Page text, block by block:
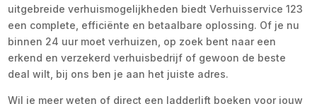
uitgebreide verhuismogelijkheden biedt Verhuisservice 123
een complete, efficiënte en betaalbare oplossing. Of je nu
binnen 24 uur moet verhuizen, op zoek bent naar een
erkend en verzekerd verhuisbedrijf of gewoon de beste
deal wilt, bij ons ben je aan het juiste adres.
Wil je meer weten of direct een ladderlift boeken voor jouw